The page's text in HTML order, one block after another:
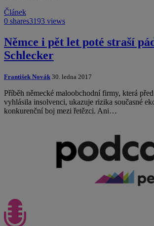
Článek
0 shares3193 views
Němce i pět let poté straší
Schlecker
František Novák 30. ledna 2017
Příběh německé maloobchodní firmy, která
vyhlásila insolvenci, ukazuje rizika současné
konkurenční boj mezi řetězci. Ani…